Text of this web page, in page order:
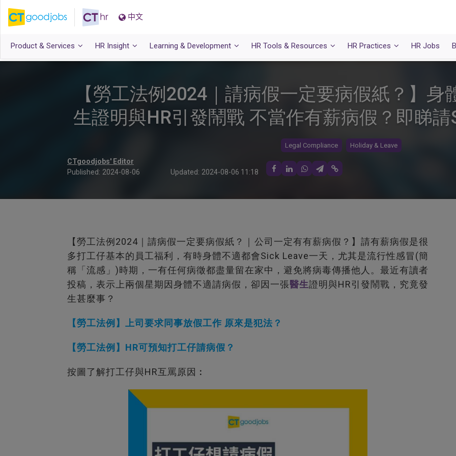
中文
Product & Services HR Insight Learning & Development HR Tools & Resources HR Practices HR Jobs
【勞工法例2024｜請病假一定要病假紙？】身
生證明與HR引發鬧戰 不當作有薪病假？即睇
Legal Compliance Holiday & Leave
CTgoodjobs' Editor
Published: 2024-08-06 Updated: 2024-08-06 11:18
【勞工法例2024｜請病假一定要病假紙？｜公司一定有有薪病假？】請有薪病假是很
多打工仔基本的員工福利，有時身體不適都會Sick Leave一天，尤其是流行性感冒(簡
稱「流感」)時期，一有任何病徵都盡量留在家中，避免將病毒傳播他人。最近有讀者
投稿，表示上兩個星期因身體不適請病假，卻因一張醫生證明與HR引發鬧戰，究竟發
生甚麼事？
【勞工法例】上司要求同事放假工作 原來是犯法？
【勞工法例】HR可預知打工仔請病假？
按圖了解打工仔與HR互罵原因︰